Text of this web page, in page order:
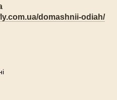
domashnii-odiah/